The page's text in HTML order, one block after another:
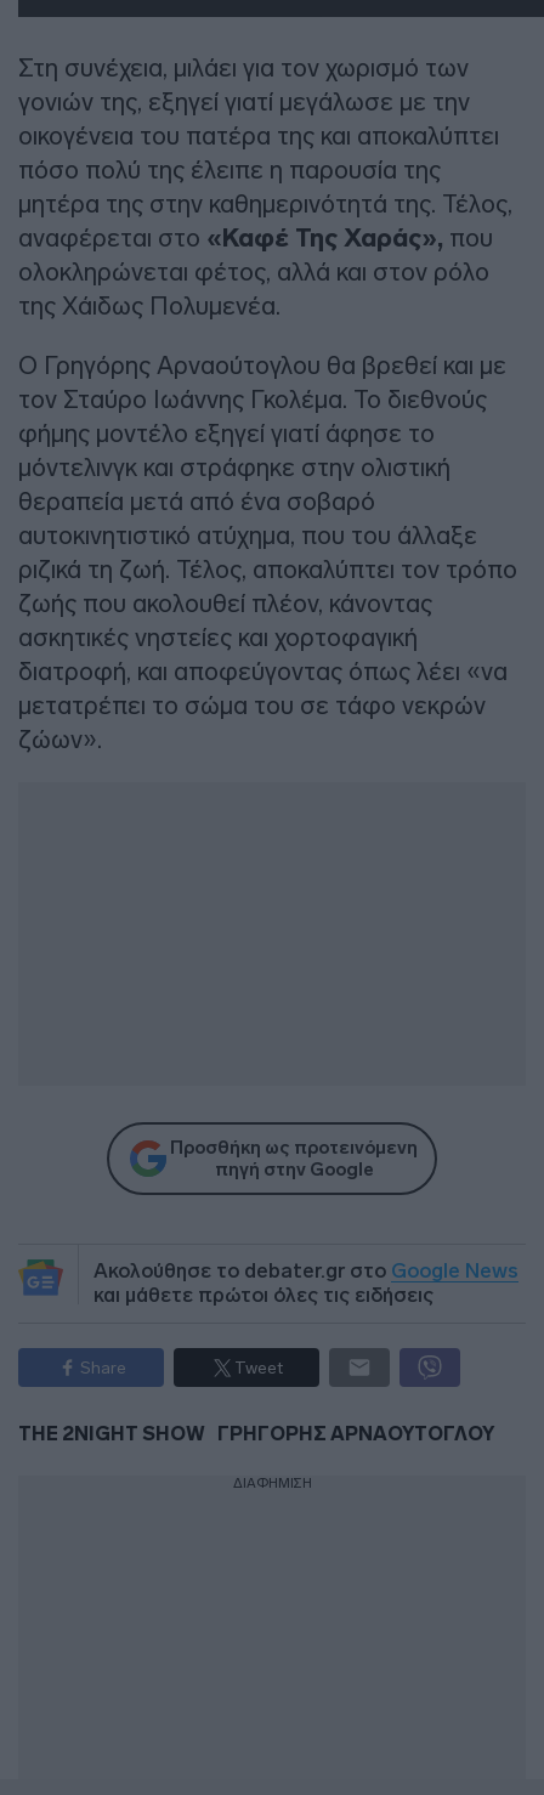
Στη συνέχεια, μιλάει για τον χωρισμό των
γονιών της, εξηγεί γιατί μεγάλωσε με την
οικογένεια του πατέρα της και αποκαλύπτει
πόσο πολύ της έλειπε η παρουσία της
μητέρα της στην καθημερινότητά της. Τέλος,
αναφέρεται στο «Καφέ Της Χαράς», που
ολοκληρώνεται φέτος, αλλά και στον ρόλο
της Χάιδως Πολυμενέα.
Ο Γρηγόρης Αρναούτογλου θα βρεθεί και με
τον Σταύρο Ιωάννης Γκολέμα. Το διεθνούς
φήμης μοντέλο εξηγεί γιατί άφησε το
μόντελινγκ και στράφηκε στην ολιστική
θεραπεία μετά από ένα σοβαρό
αυτοκινητιστικό ατύχημα, που του άλλαξε
ριζικά τη ζωή. Τέλος, αποκαλύπτει τον τρόπο
ζωής που ακολουθεί πλέον, κάνοντας
ασκητικές νηστείες και χορτοφαγική
διατροφή, και αποφεύγοντας όπως λέει «να
μετατρέπει το σώμα του σε τάφο νεκρών
ζώων».
Προσθήκη ως προτεινόμενη
πηγή στην Google
Ακολούθησε το debater.gr στο Google News
και μάθετε πρώτοι όλες τις ειδήσεις
Share Tweet
THE 2NIGHT SHOW ΓΡΗΓΟΡΗΣ ΑΡΝΑΟΥΤΟΓΛΟΥ
ΔΙΑΦΗΜΙΣΗ